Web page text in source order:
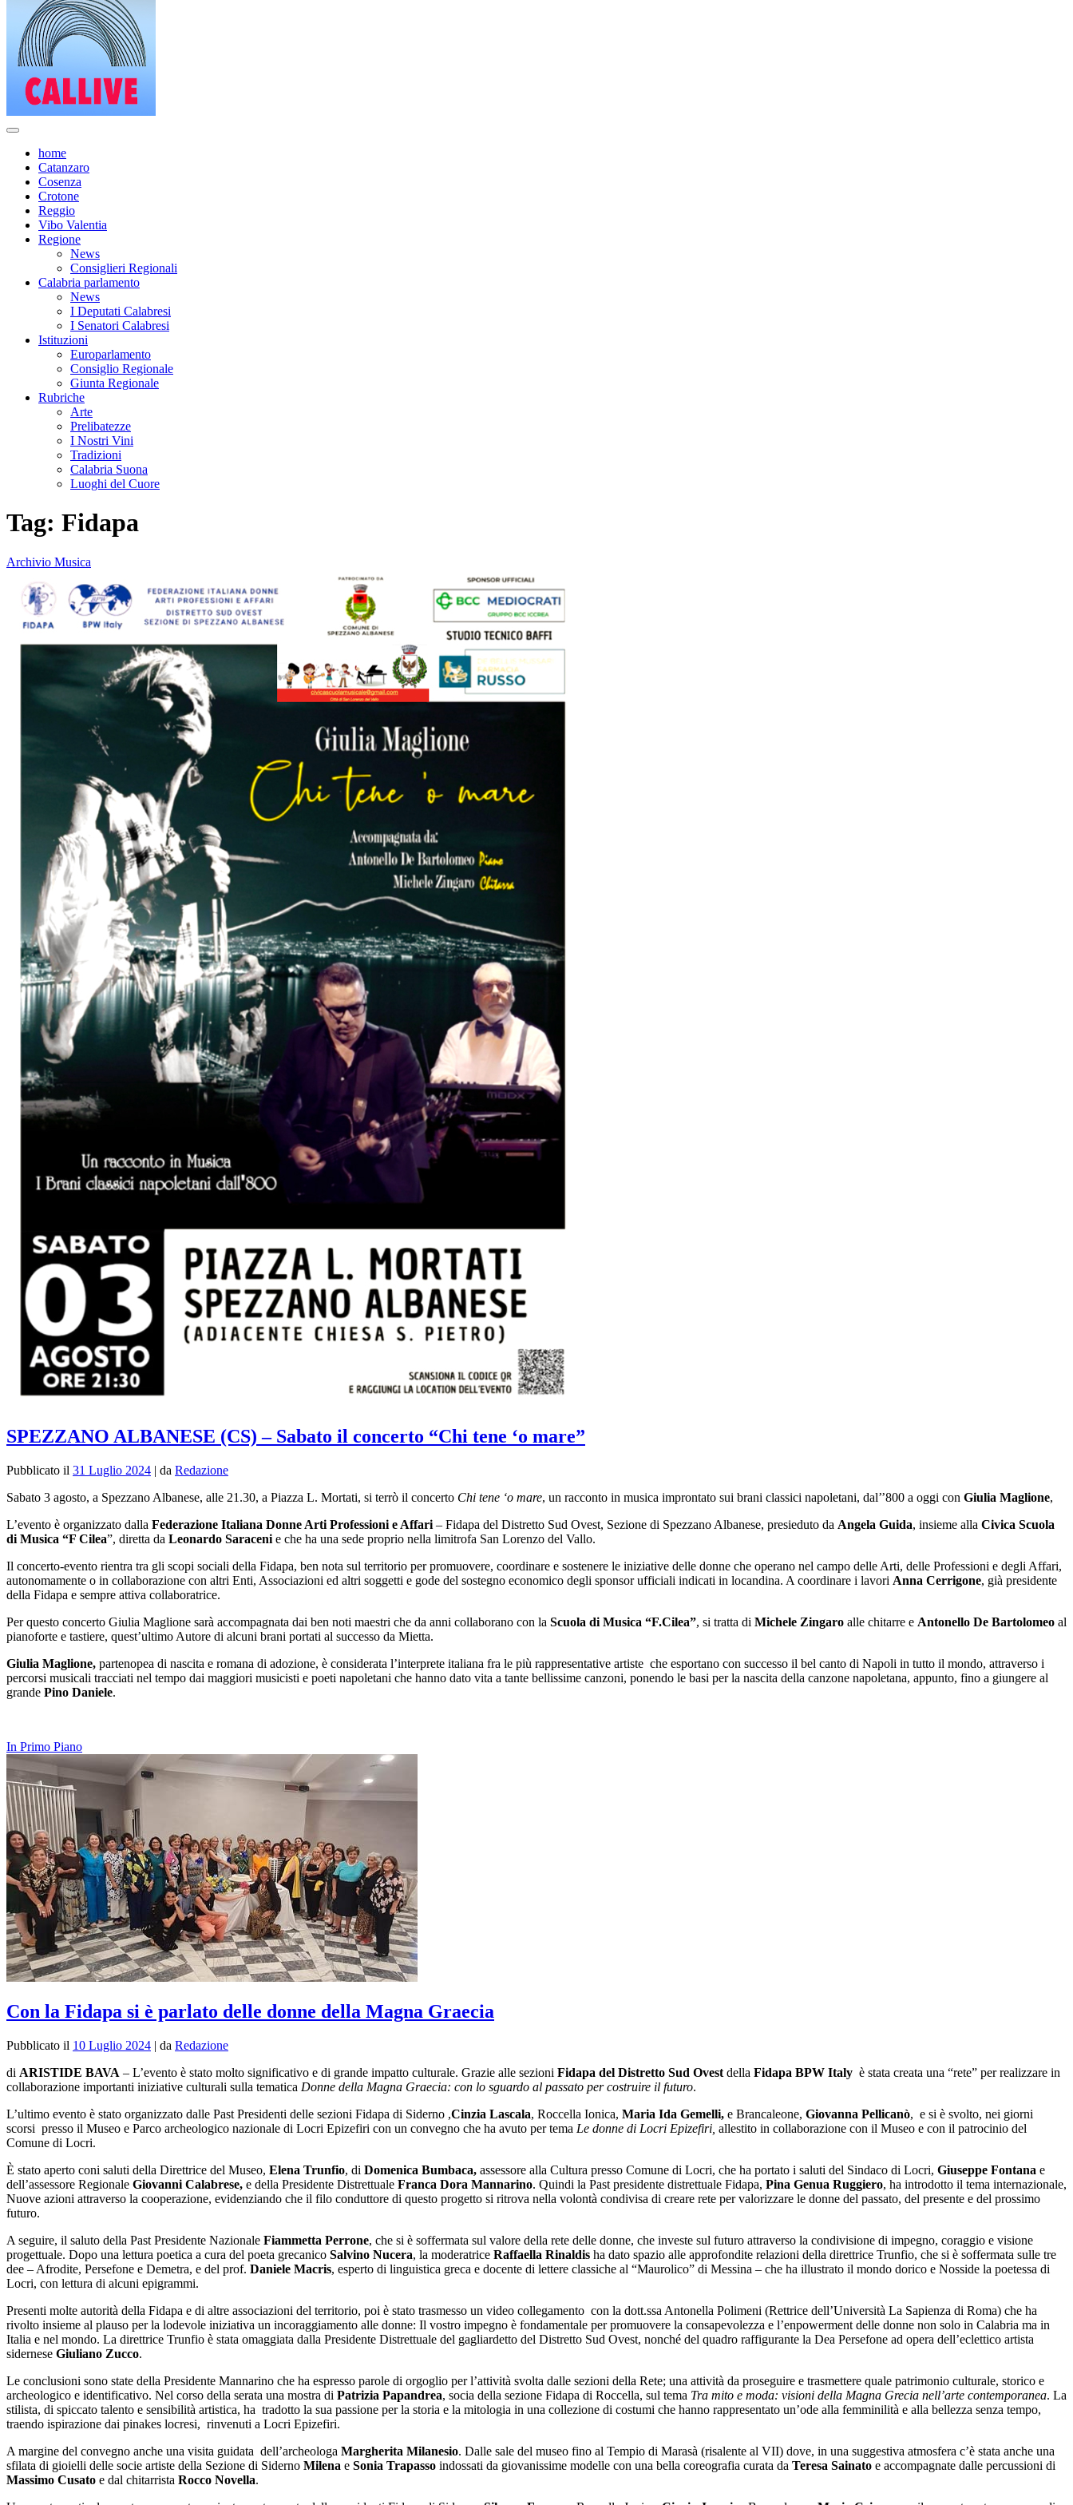
home
Catanzaro
Cosenza
Crotone
Reggio
Vibo Valentia
Regione
News
Consiglieri Regionali
Calabria parlamento
News
I Deputati Calabresi
I Senatori Calabresi
Istituzioni
Europarlamento
Consiglio Regionale
Giunta Regionale
Rubriche
Arte
Prelibatezze
I Nostri Vini
Tradizioni
Calabria Suona
Luoghi del Cuore
Tag: Fidapa
Archivio Musica
SPEZZANO ALBANESE (CS) – Sabato il concerto “Chi tene ‘o mare”
Pubblicato il 31 Luglio 2024 | da Redazione
Sabato 3 agosto, a Spezzano Albanese, alle 21.30, a Piazza L. Mortati, si terrò il concerto Chi tene ‘o mare, un racconto in musica improntato sui brani classici napoletani, dal’’800 a oggi con Giulia Maglione,
L’evento è organizzato dalla Federazione Italiana Donne Arti Professioni e Affari – Fidapa del Distretto Sud Ovest, Sezione di Spezzano Albanese, presieduto da Angela Guida, insieme alla Civica Scuola
di Musica “F Cilea”, diretta da Leonardo Saraceni e che ha una sede proprio nella limitrofa San Lorenzo del Vallo.
Il concerto-evento rientra tra gli scopi sociali della Fidapa, ben nota sul territorio per promuovere, coordinare e sostenere le iniziative delle donne che operano nel campo delle Arti, delle Professioni e degli Affari,
autonomamente o in collaborazione con altri Enti, Associazioni ed altri soggetti e gode del sostegno economico degli sponsor ufficiali indicati in locandina. A coordinare i lavori Anna Cerrigone, già presidente
della Fidapa e sempre attiva collaboratrice.
Per questo concerto Giulia Maglione sarà accompagnata dai ben noti maestri che da anni collaborano con la Scuola di Musica “F.Cilea”, si tratta di Michele Zingaro alle chitarre e Antonello De Bartolomeo al
pianoforte e tastiere, quest’ultimo Autore di alcuni brani portati al successo da Mietta.
Giulia Maglione, partenopea di nascita e romana di adozione, è considerata l’interprete italiana fra le più rappresentative artiste che esportano con successo il bel canto di Napoli in tutto il mondo, attraverso i
percorsi musicali tracciati nel tempo dai maggiori musicisti e poeti napoletani che hanno dato vita a tante bellissime canzoni, ponendo le basi per la nascita della canzone napoletana, appunto, fino a giungere al
grande Pino Daniele.
In Primo Piano
Con la Fidapa si è parlato delle donne della Magna Graecia
Pubblicato il 10 Luglio 2024 | da Redazione
di ARISTIDE BAVA – L’evento è stato molto significativo e di grande impatto culturale. Grazie alle sezioni Fidapa del Distretto Sud Ovest della Fidapa BPW Italy è stata creata una “rete” per realizzare in
collaborazione importanti iniziative culturali sulla tematica Donne della Magna Graecia: con lo sguardo al passato per costruire il futuro.
L’ultimo evento è stato organizzato dalle Past Presidenti delle sezioni Fidapa di Siderno ,Cinzia Lascala, Roccella Ionica, Maria Ida Gemelli, e Brancaleone, Giovanna Pellicanò, e si è svolto, nei giorni
scorsi presso il Museo e Parco archeologico nazionale di Locri Epizefiri con un convegno che ha avuto per tema Le donne di Locri Epizefiri, allestito in collaborazione con il Museo e con il patrocinio del
Comune di Locri.
È stato aperto coni saluti della Direttrice del Museo, Elena Trunfio, di Domenica Bumbaca, assessore alla Cultura presso Comune di Locri, che ha portato i saluti del Sindaco di Locri, Giuseppe Fontana e
dell’assessore Regionale Giovanni Calabrese, e della Presidente Distrettuale Franca Dora Mannarino. Quindi la Past presidente distrettuale Fidapa, Pina Genua Ruggiero, ha introdotto il tema internazionale,
Nuove azioni attraverso la cooperazione, evidenziando che il filo conduttore di questo progetto si ritrova nella volontà condivisa di creare rete per valorizzare le donne del passato, del presente e del prossimo
futuro.
A seguire, il saluto della Past Presidente Nazionale Fiammetta Perrone, che si è soffermata sul valore della rete delle donne, che investe sul futuro attraverso la condivisione di impegno, coraggio e visione
progettuale. Dopo una lettura poetica a cura del poeta grecanico Salvino Nucera, la moderatrice Raffaella Rinaldis ha dato spazio alle approfondite relazioni della direttrice Trunfio, che si è soffermata sulle tre
dee – Afrodite, Persefone e Demetra, e del prof. Daniele Macris, esperto di linguistica greca e docente di lettere classiche al “Maurolico” di Messina – che ha illustrato il mondo dorico e Nosside la poetessa di
Locri, con lettura di alcuni epigrammi.
Presenti molte autorità della Fidapa e di altre associazioni del territorio, poi è stato trasmesso un video collegamento con la dott.ssa Antonella Polimeni (Rettrice dell’Università La Sapienza di Roma) che ha
rivolto insieme al plauso per la lodevole iniziativa un incoraggiamento alle donne: Il vostro impegno è fondamentale per promuovere la consapevolezza e l’enpowerment delle donne non solo in Calabria ma in
Italia e nel mondo. La direttrice Trunfio è stata omaggiata dalla Presidente Distrettuale del gagliardetto del Distretto Sud Ovest, nonché del quadro raffigurante la Dea Persefone ad opera dell’eclettico artista
sidernese Giuliano Zucco.
Le conclusioni sono state della Presidente Mannarino che ha espresso parole di orgoglio per l’attività svolta dalle sezioni della Rete; una attività da proseguire e trasmettere quale patrimonio culturale, storico e
archeologico e identificativo. Nel corso della serata una mostra di Patrizia Papandrea, socia della sezione Fidapa di Roccella, sul tema Tra mito e moda: visioni della Magna Grecia nell’arte contemporanea. La
stilista, di spiccato talento e sensibilità artistica, ha tradotto la sua passione per la storia e la mitologia in una collezione di costumi che hanno rappresentato un’ode alla femminilità e alla bellezza senza tempo,
traendo ispirazione dai pinakes locresi, rinvenuti a Locri Epizefiri.
A margine del convegno anche una visita guidata dell’archeologa Margherita Milanesio. Dalle sale del museo fino al Tempio di Marasà (risalente al VII) dove, in una suggestiva atmosfera c’è stata anche una
sfilata di gioielli delle socie artiste della Sezione di Siderno Milena e Sonia Trapasso indossati da giovanissime modelle con una bella coreografia curata da Teresa Sainato e accompagnate dalle percussioni di
Massimo Cusato e dal chitarrista Rocco Novella.